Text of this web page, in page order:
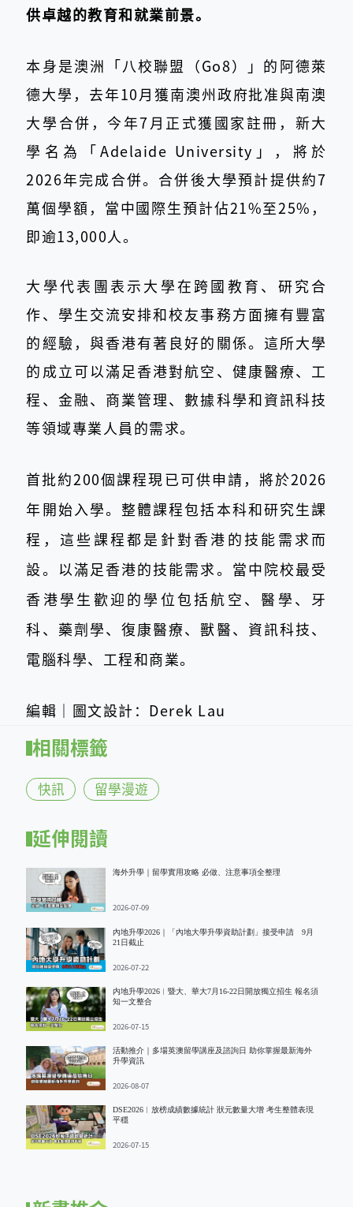
供卓越的教育和就業前景。
本身是澳洲「八校聯盟（Go8）」的阿德萊
德大學，去年10月獲南澳州政府批准與南澳
大學合併，今年7月正式獲國家註冊，新大
學名為「Adelaide University」，將於
2026年完成合併。合併後大學預計提供約7
萬個學額，當中國際生預計佔21%至25%，
即逾13,000人。
大學代表團表示大學在跨國教育、研究合
作、學生交流安排和校友事務方面擁有豐富
的經驗，與香港有著良好的關係。這所大學
的成立可以滿足香港對航空、健康醫療、工
程、金融、商業管理、數據科學和資訊科技
等領域專業人員的需求。
首批約200個課程現已可供申請，將於2026
年開始入學。整體課程包括本科和研究生課
程，這些課程都是針對香港的技能需求而
設。以滿足香港的技能需求。當中院校最受
香港學生歡迎的學位包括航空、醫學、牙
科、藥劑學、復康醫療、獸醫、資訊科技、
電腦科學、工程和商業。
編輯｜圖文設計：Derek Lau
相關標籤
快訊 留學漫遊
延伸閱讀
海外升學｜留學實用攻略 必做、注意事項全整理
2026-07-09
內地升學2026｜「內地大學升學資助計劃」接受申請 9月
21日截止
2026-07-22
内地升學2026︱暨大、華大7月16-22日開放獨立招生 報名須
知一文整合
2026-07-15
活動推介｜多場英澳留學講座及諮詢日 助你掌握最新海外
升學資訊
2026-08-07
DSE2026︱放榜成績數據統計 狀元數量大增 考生整體表現
平穩
2026-07-15